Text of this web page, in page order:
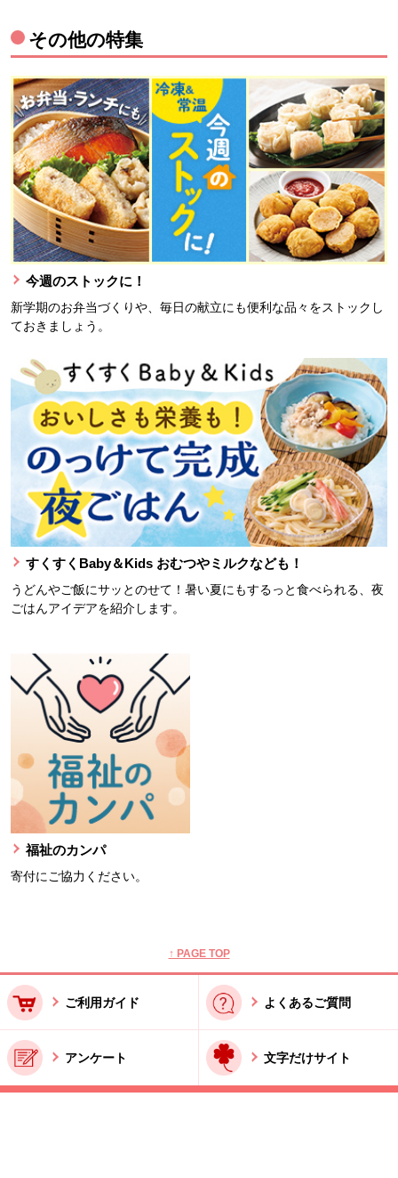
その他の特集
今週のストックに！
新学期のお弁当づくりや、毎日の献立にも便利な品々をストックし
ておきましょう。
すくすくBaby＆Kids おむつやミルクなども！
うどんやご飯にサッとのせて！暑い夏にもするっと食べられる、夜
ごはんアイデアを紹介します。
福祉のカンパ
寄付にご協力ください。
↑ PAGE TOP
ご利用ガイド よくあるご質問
アンケート 文字だけサイト